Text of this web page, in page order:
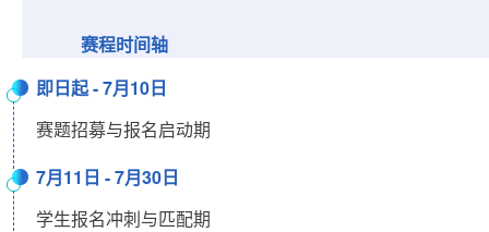
赛程时间轴
即日起 - 7月10日
赛题招募与报名启动期
7月11日 - 7月30日
学生报名冲刺与匹配期